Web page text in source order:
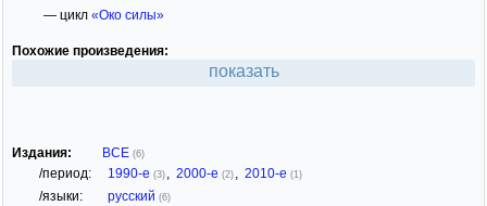
— цикл «Око силы»
Похожие произведения:
показать
Издания: ВСЕ (6)
/период: 1990-е (3) , 2000-е (2) , 2010-е (1)
/языки: русский (6)